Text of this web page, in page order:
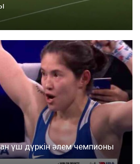
үш дүркін әлем чемпионы